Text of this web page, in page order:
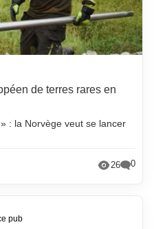
de terres rares en
: la Norvège veut se lancer
26 0
pub